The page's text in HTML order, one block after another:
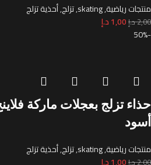
منتجات رياضية,
skating
,تزلج,أحذية تزلج
2,00د.إ1,00د.إ
-50%
أسود
منتجات رياضية,
skating
,تزلج,أحذية تزلج
2,00د.إ1,00د.إ